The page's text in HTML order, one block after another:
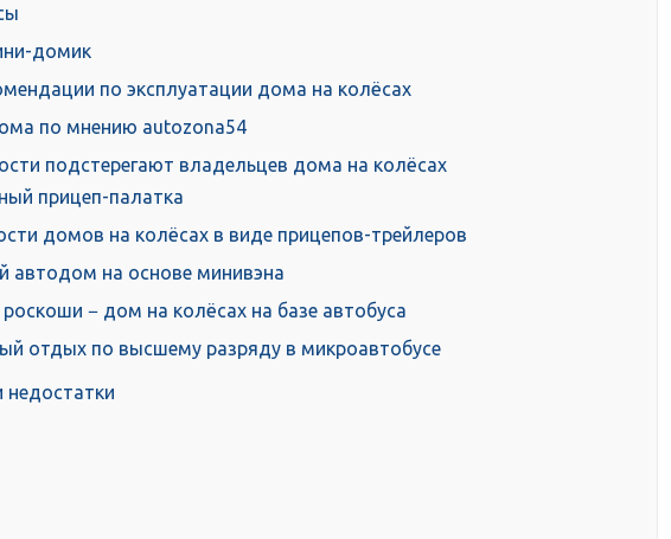
домик
по эксплуатации дома на колёсах
по мнению autozona54
подстерегают владельцев дома на колёсах
прицеп-палатка
домов на колёсах в виде прицепов-трейлеров
автодом на основе минивэна
− дом на колёсах на базе автобуса
отдых по высшему разряду в микроавтобусе
недостатки